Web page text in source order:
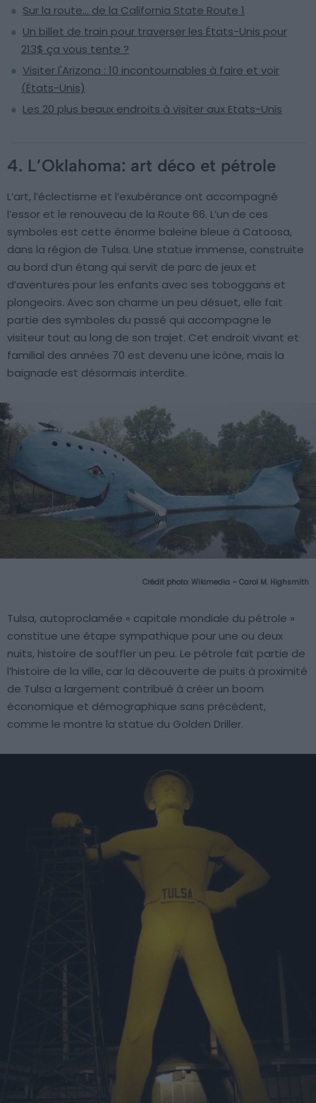
Sur la route… de la California State Route 1
Un billet de train pour traverser les États-Unis pour
213$ ça vous tente ?
Visiter l'Arizona : 10 incontournables à faire et voir
(États-Unis)
Les 20 plus beaux endroits à visiter aux Etats-Unis
4. L’Oklahoma: art déco et pétrole
L’art, l’éclectisme et l’exubérance ont accompagné
l’essor et le renouveau de la Route 66. L’un de ces
symboles est cette énorme baleine bleue à Catoosa,
dans la région de Tulsa. Une statue immense, construite
au bord d’un étang qui servit de parc de jeux et
d’aventures pour les enfants avec ses toboggans et
plongeoirs. Avec son charme un peu désuet, elle fait
partie des symboles du passé qui accompagne le
visiteur tout au long de son trajet. Cet endroit vivant et
familial des années 70 est devenu une icône, mais la
baignade est désormais interdite.
Crédit photo: Wikimedia – Carol M. Highsmith
Tulsa, autoproclamée « capitale mondiale du pétrole »
constitue une étape sympathique pour une ou deux
nuits, histoire de souffler un peu. Le pétrole fait partie de
l’histoire de la ville, car la découverte de puits à proximité
de Tulsa a largement contribué à créer un boom
économique et démographique sans précédent,
comme le montre la statue du Golden Driller.